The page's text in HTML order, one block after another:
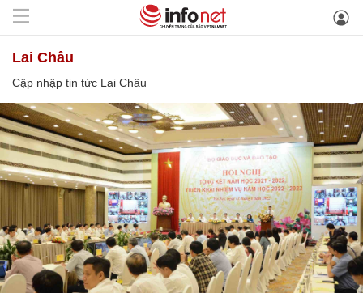
Lai Châu
Cập nhập tin tức Lai Châu